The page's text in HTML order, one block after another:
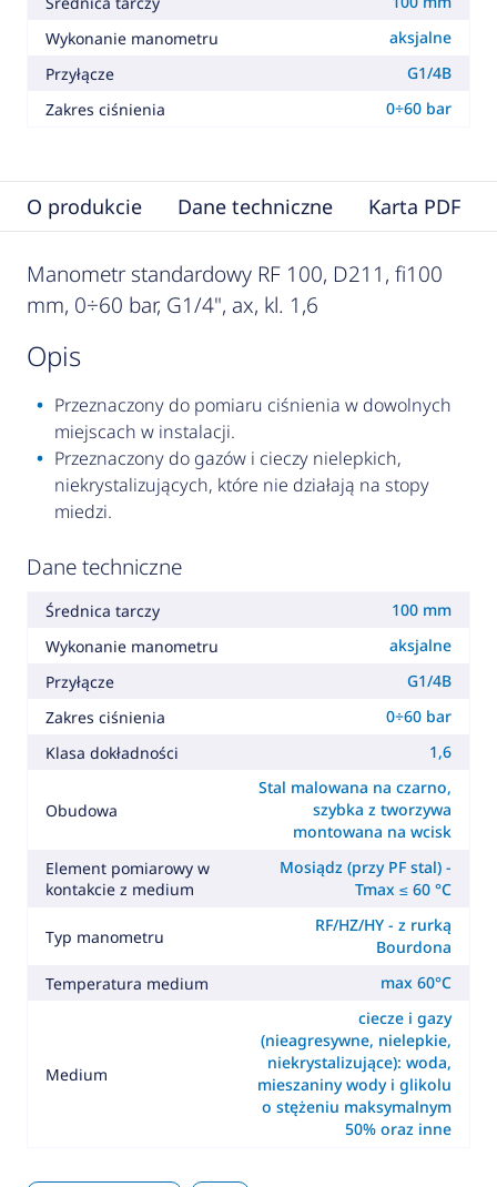
Wykonanie manometru
aksjalne
Przyłącze
G1/4B
Zakres ciśnienia
0÷60 bar
O produkcie Dane techniczne Karta PDF
Manometr standardowy RF 100, D211, fi100
mm, 0÷60 bar, G1/4", ax, kl. 1,6
opis
Przeznaczony do pomiaru ciśnienia w dowolnych
miejscach w instalacji.
Przeznaczony do gazów i cieczy nielepkich,
niekrystalizujących, które nie działają na stopy
miedzi.
Dane techniczne
Średnica tarczy
100 mm
Wykonanie manometru
aksjalne
Przyłącze
G1/4B
Zakres ciśnienia
0÷60 bar
Klasa dokładności
1,6
Obudowa
Stal malowana na czarno,
szybka z tworzywa
montowana na wcisk
Element pomiarowy w
kontakcie z medium
Mosiądz (przy PF stal) -
Tmax ≤ 60 °C
Typ manometru
RF/HZ/HY - z rurką
Bourdona
Temperatura medium
max 60°C
Medium
ciecze i gazy
(nieagresywne, nielepkie,
niekrystalizujące): woda,
mieszaniny wody i glikolu
o stężeniu maksymalnym
50% oraz inne